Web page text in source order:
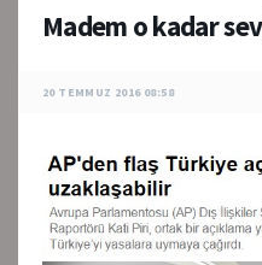
Madem o kadar
20 TEMMUZ 2016 08:58